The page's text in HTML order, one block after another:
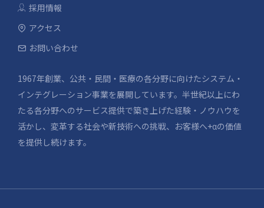
採用情報
アクセス
お問い合わせ
1967年創業、公共・民間・医療の各分野に向けたシステム・
インテグレーション事業を展開しています。半世紀以上にわ
たる各分野へのサービス提供で築き上げた経験・ノウハウを
活かし、変革する社会や新技術への挑戦、お客様へ+αの価値
を提供し続けます。